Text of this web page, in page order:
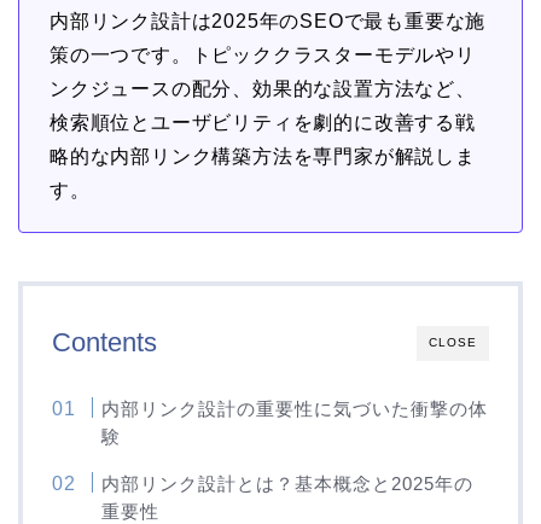
内部リンク設計は2025年のSEOで最も重要な施
策の一つです。トピッククラスターモデルやリ
ンクジュースの配分、効果的な設置方法など、
検索順位とユーザビリティを劇的に改善する戦
略的な内部リンク構築方法を専門家が解説しま
す。
CLOSE
Contents
内部リンク設計の重要性に気づいた衝撃の体
験
内部リンク設計とは？基本概念と2025年の
重要性